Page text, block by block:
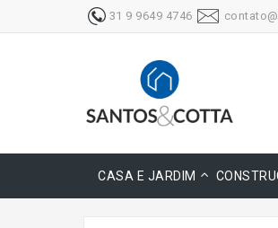
31 9 9649 4746
CASA E JARDIM